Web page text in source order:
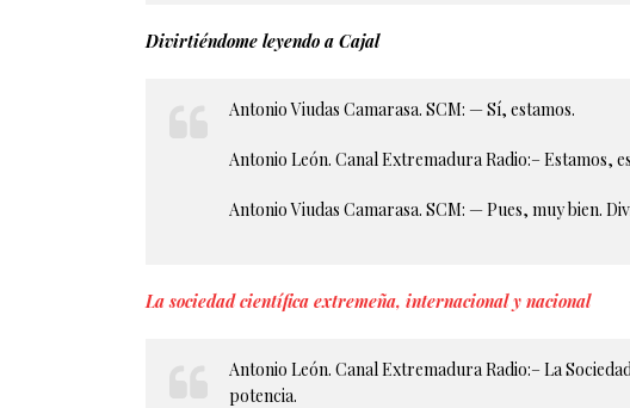
Divirtiéndome leyendo a Cajal
Antonio Viudas Camarasa. SCM: — Sí, estamos.
Antonio León. Canal Extremadura Radio:– Estamos,
Antonio Viudas Camarasa. SCM: — Pues, muy bien.
La sociedad científica extremeña, internacional y nacional
Antonio León. Canal Extremadura Radio:– La
potencia.